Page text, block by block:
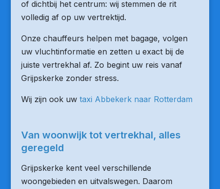
of dichtbij het centrum: wij stemmen de rit
volledig af op uw vertrektijd.
Onze chauffeurs helpen met bagage, volgen
uw vluchtinformatie en zetten u exact bij de
juiste vertrekhal af. Zo begint uw reis vanaf
Grijpskerke zonder stress.
Wij zijn ook uw taxi Abbekerk naar Rotterdam
Van woonwijk tot vertrekhal, alles
geregeld
Grijpskerke kent veel verschillende
woongebieden en uitvalswegen. Daarom